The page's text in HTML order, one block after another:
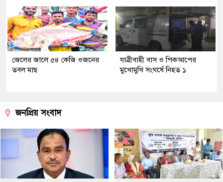
জেলের জালে ৫৪ কেজি ওজনের
তবল মাছ
যাত্রীবাহী বাস ও পিকআপের
মুখোমুখি সংঘর্ষে নিহত ১
জনপ্রিয় সংবাদ